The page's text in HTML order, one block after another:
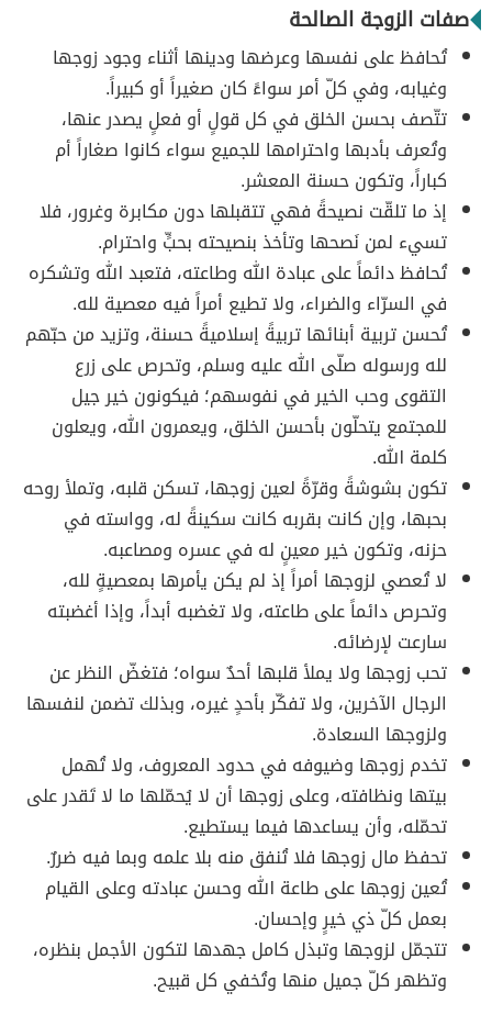
صفات الزوجة الصالحة
تُحافظ على نفسها وعرضها ودينها أثناء وجود زوجها
وغيابه، وفي كلّ أمر سواءً كان صغيراً أو كبيراً.
تتّصف بحسن الخلق في كل قولٍ أو فعلٍ يصدر عنها،
وتُعرف بأدبها واحترامها للجميع سواء كانوا صغاراً أم
كباراً، وتكون حسنة المعشر.
إذ ما تلقّت نصيحةً فهي تتقبلها دون مكابرة وغرور، فلا
تسيء لمن نَصحها وتأخذ بنصيحته بحبٍّ واحترام.
تُحافظ دائماً على عبادة الله وطاعته، فتعبد الله وتشكره
في السرّاء والضراء، ولا تطيع أمراً فيه معصية لله.
تُحسن تربية أبنائها تربيةً إسلاميةً حسنة، وتزيد من حبّهم
لله ورسوله صلّى الله عليه وسلم، وتحرص على زرع
التقوى وحب الخير في نفوسهم؛ فيكونون خير جيل
للمجتمع يتحلّون بأحسن الخلق، ويعمرون الله، ويعلون
كلمة الله.
تكون بشوشةً وقرّةً لعين زوجها، تسكن قلبه، وتملأ روحه
بحبها، وإن كانت بقربه كانت سكينةً له، وواسته في
حزنه، وتكون خير معينٍ له في عسره ومصاعبه.
لا تُعصي لزوجها أمراً إذ لم يكن يأمرها بمعصيةٍ لله،
وتحرص دائماً على طاعته، ولا تغضبه أبداً، وإذا أغضبته
سارعت لإرضائه.
تحب زوجها ولا يملأ قلبها أحدٌ سواه؛ فتغضّ النظر عن
الرجال الآخرين، ولا تفكّر بأحدٍ غيره، وبذلك تضمن لنفسها
ولزوجها السعادة.
تخدم زوجها وضيوفه في حدود المعروف، ولا تُهمل
بيتها ونظافته، وعلى زوجها أن لا يُحمّلها ما لا تَقدر على
تحمّله، وأن يساعدها فيما يستطيع.
تحفظ مال زوجها فلا تُنفق منه بلا علمه وبما فيه ضررٌ.
تُعين زوجها على طاعة الله وحسن عبادته وعلى القيام
بعمل كلّ ذي خيرٍ وإحسان.
تتجمّل لزوجها وتبذل كامل جهدها لتكون الأجمل بنظره،
وتظهر كلّ جميل منها وتُخفي كل قبيح.